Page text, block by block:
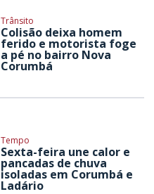
Trânsito
Colisão deixa homem
ferido e motorista foge
a pé no bairro Nova
Corumbá
Tempo
Sexta-feira une calor e
pancadas de chuva
isoladas em Corumbá e
Ladário